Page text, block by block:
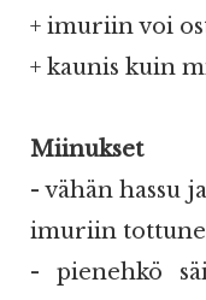
+ imuriin voi
+ kaunis kuin
Miinukset
- vähän hassu
imuriin
- pienehkö